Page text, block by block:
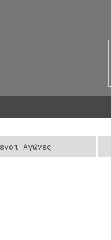
Αγώνες